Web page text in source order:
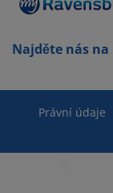
Najděte nás na
Právní údaje